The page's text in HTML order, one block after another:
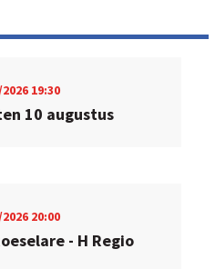
19:30
10 augustus
20:00
- H Regio